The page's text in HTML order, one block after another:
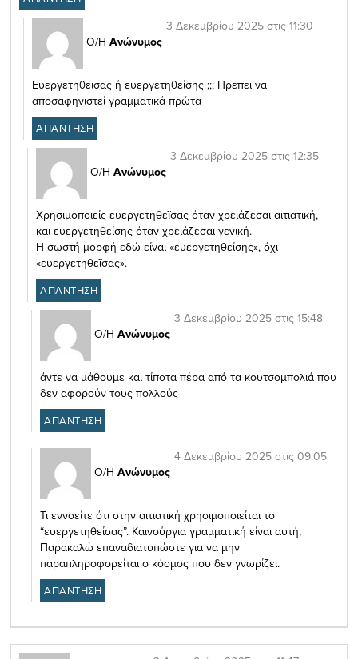
Ο/Η Ανώνυμος
3 Δεκεμβρίου 2025 στις 11:30
Ευεργετηθεισας ή ευεργετηθείσης ;;; Πρεπει να
αποσαφηνιστεί γραμματικά πρώτα
ΑΠΑΝΤΗΣΗ
Ο/Η Ανώνυμος
3 Δεκεμβρίου 2025 στις 12:35
Χρησιμοποιείς ευεργετηθεῖσας όταν χρειάζεσαι αιτιατική,
και ευεργετηθείσης όταν χρειάζεσαι γενική.
Η σωστή μορφή εδώ είναι «ευεργετηθείσης», όχι
«ευεργετηθεῖσας».
ΑΠΑΝΤΗΣΗ
Ο/Η Ανώνυμος
3 Δεκεμβρίου 2025 στις 15:48
άντε να μάθουμε και τίποτα πέρα από τα κουτσομπολιά που
δεν αφορούν τους πολλούς
ΑΠΑΝΤΗΣΗ
Ο/Η Ανώνυμος
4 Δεκεμβρίου 2025 στις 09:05
Τι εννοείτε ότι στην αιτιατική χρησιμοποιείται το
“ευεργετηθείσας”. Καινούργια γραμματική είναι αυτή;
Παρακαλώ επαναδιατυπώστε για να μην
παραπληροφορείται ο κόσμος που δεν γνωρίζει.
ΑΠΑΝΤΗΣΗ